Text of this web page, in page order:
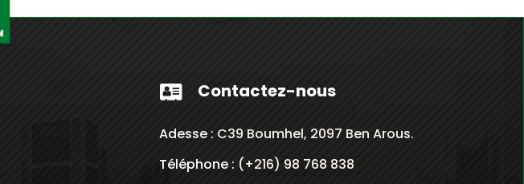
à
 Contactez-nous
Adesse : C39 Boumhel, 2097 Ben Arous.
Téléphone : (+216) 98 768 838